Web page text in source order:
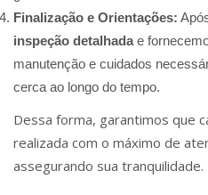
Finalização e Orientações:
inspeção detalhadae
manutenção e cuidados
cerca ao longo do tempo.
Dessa forma, garantimos que
realizada com o máximo de
assegurando sua tranquilidade.